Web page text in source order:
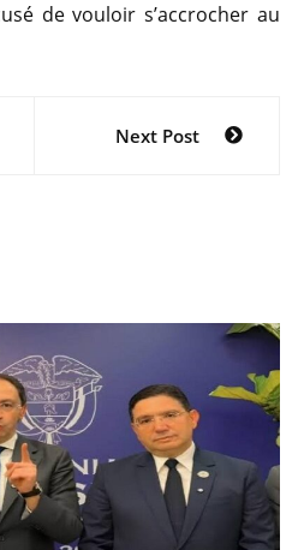
de vouloir s’accrocher au
Next Post